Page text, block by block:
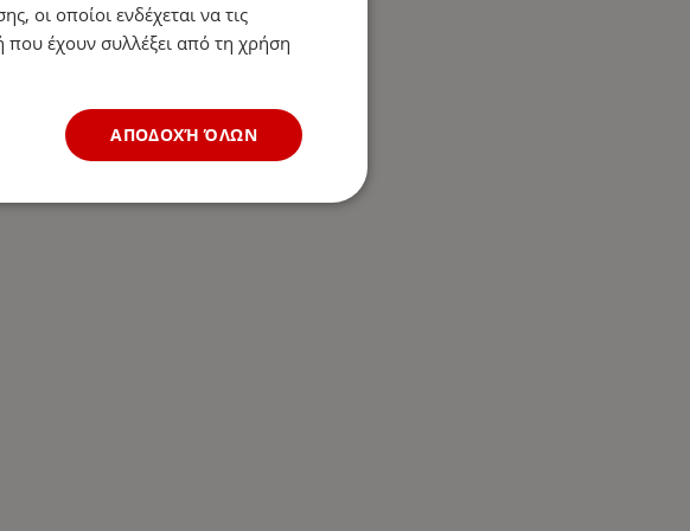
οι οποίοι ενδέχεται να τις
έχουν συλλέξει από τη χρήση
ΑΠΟΔΟΧΉ ΌΛΩΝ